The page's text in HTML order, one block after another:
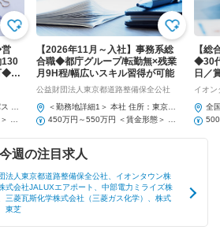
営
◆第
追手門学院大学総持寺キャンパス 住所：大阪府茨木市太田東芝町1-1 受動喫煙対策：屋...
600万円～800万円 ＜賃金形態＞ 月給制 今回の募集における初年度の最低保証...
【2026年11月～入社】事務系総
合職◆都庁グループ/転勤無×残業
月9H程/幅広いスキル習得が可能
公益財団法人東京都道路整備保全公社
＜勤務地詳細1＞ 本社 住所：東京都新宿区西新宿2-7-1 新宿第一生命ビルディング20F...
450万円～550万円 ＜賃金形態＞ 月給制 ＜賃金内訳＞ 月額（基本給）...
【総
◆30
日／
負担
イオン
今週の注目求人
法人東京都道路整備保全公社、イオンタウン株
式会社JALUXエアポート、中部電力ミライズ株
三菱瓦斯化学株式会社（三菱ガス化学）、株式
東芝